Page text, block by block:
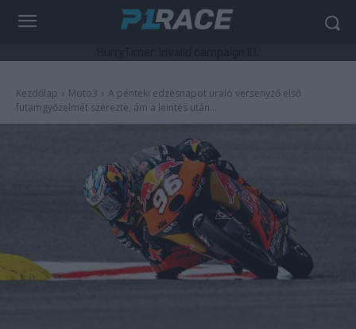
Kezdőlap Moto3
A pénteki edzésnapot uraló versenyző első
futamgyőzelmét szerezte, ám a leintés után...